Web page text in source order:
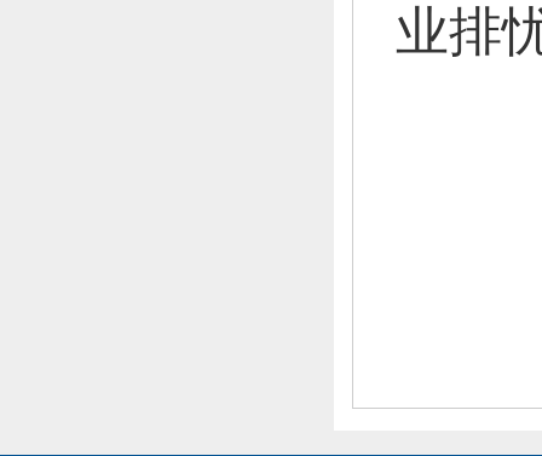
业排